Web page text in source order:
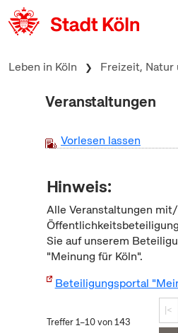
zum Inhalt springen
Leben in Köln Freizeit, Natur
Veranstaltungen
Vorlesen lassen
Hinweis:
Alle Veranstaltungen
Sie auf unserem
"Meinung für Köln".
Beteiligungsportal
Treffer 1–10 von 143
|<